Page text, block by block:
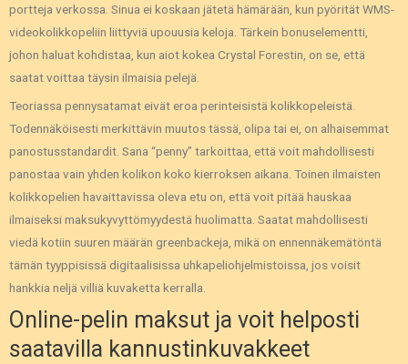
portteja verkossa. Sinua ei koskaan jätetä hämärään, kun pyörität WMS-
videokolikkopeliin liittyviä upouusia keloja. Tärkein bonuselementti,
johon haluat kohdistaa, kun aiot kokea Crystal Forestin, on se, että
saatat voittaa täysin ilmaisia ​​pelejä.
Teoriassa pennysatamat eivät eroa perinteisistä kolikkopeleistä.
Todennäköisesti merkittävin muutos tässä, olipa tai ei, on alhaisemmat
panostusstandardit. Sana “penny” tarkoittaa, että voit mahdollisesti
panostaa vain yhden kolikon koko kierroksen aikana. Toinen ilmaisten
kolikkopelien havaittavissa oleva etu on, että voit pitää hauskaa
ilmaiseksi maksukyvyttömyydestä huolimatta. Saatat mahdollisesti
viedä kotiin suuren määrän greenbackeja, mikä on ennennäkemätöntä
tämän tyyppisissä digitaalisissa uhkapeliohjelmistoissa, jos voisit
hankkia neljä villiä kuvaketta kerralla.
Online-pelin maksut ja voit helposti
saatavilla kannustinkuvakkeet